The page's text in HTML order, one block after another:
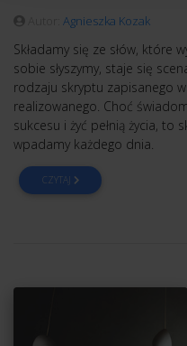
Agnieszka Kozak
Składamy się ze słów, które
sobie słyszymy, staje się
rodzaju skryptu zapisanego
realizowanego. Choć
sukcesu i żyć pełnią życia, to
wpadamy każdego dnia.
CZYTAJ